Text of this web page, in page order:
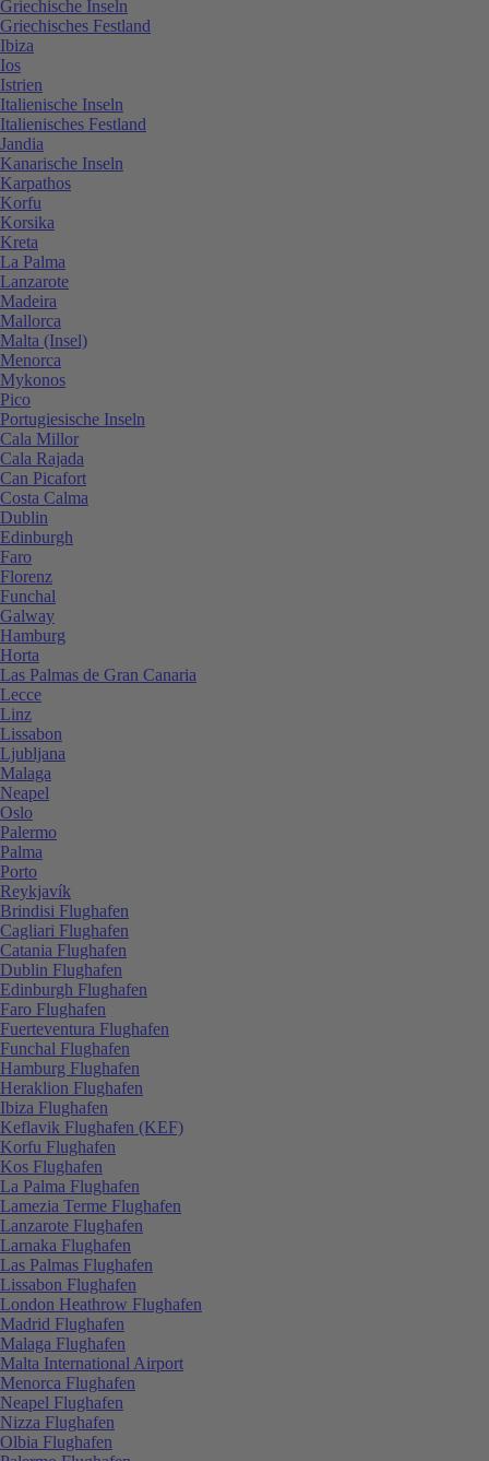
Griechische Inseln
Griechisches Festland
Ibiza
Ios
Istrien
Italienische Inseln
Italienisches Festland
Jandia
Kanarische Inseln
Karpathos
Korfu
Korsika
Kreta
La Palma
Lanzarote
Madeira
Mallorca
Malta (Insel)
Menorca
Mykonos
Pico
Portugiesische Inseln
Cala Millor
Cala Rajada
Can Picafort
Costa Calma
Dublin
Edinburgh
Faro
Florenz
Funchal
Galway
Hamburg
Horta
Las Palmas de Gran Canaria
Lecce
Linz
Lissabon
Ljubljana
Malaga
Neapel
Oslo
Palermo
Palma
Porto
Reykjavík
Brindisi Flughafen
Cagliari Flughafen
Catania Flughafen
Dublin Flughafen
Edinburgh Flughafen
Faro Flughafen
Fuerteventura Flughafen
Funchal Flughafen
Hamburg Flughafen
Heraklion Flughafen
Ibiza Flughafen
Keflavik Flughafen (KEF)
Korfu Flughafen
Kos Flughafen
La Palma Flughafen
Lamezia Terme Flughafen
Lanzarote Flughafen
Larnaka Flughafen
Las Palmas Flughafen
Lissabon Flughafen
London Heathrow Flughafen
Madrid Flughafen
Malaga Flughafen
Malta International Airport
Menorca Flughafen
Neapel Flughafen
Nizza Flughafen
Olbia Flughafen